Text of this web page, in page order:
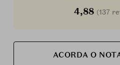
4,88 (137
ACORDA O